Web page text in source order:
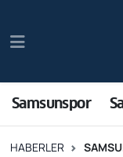
Samsunspor
HABERLER
Samsun
Sağlık
Trafik
Süper Lig